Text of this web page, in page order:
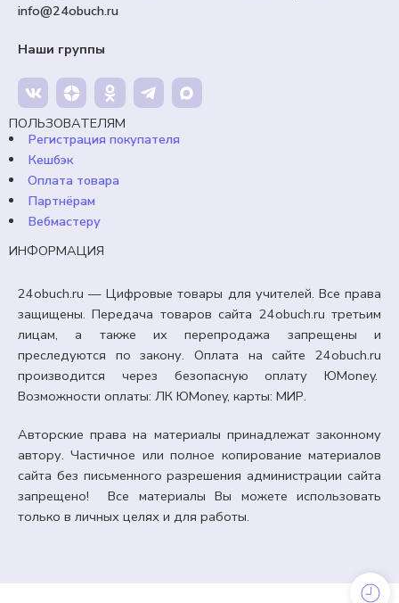
info@24obuch.ru
Наши группы
ПОЛЬЗОВАТЕЛЯМ
Регистрация покупателя
Кешбэк
Оплата товара
Партнёрам
Вебмастеру
ИНФОРМАЦИЯ
24obuch.ru — Цифровые товары для учителей. Все права
защищены. Передача товаров сайта 24obuch.ru третьим
лицам, а также их перепродажа запрещены и
преследуются по закону. Оплата на сайте 24obuch.ru
производится через безопасную оплату ЮMoney.
Возможности оплаты: ЛК ЮMoney, карты: МИР.
Авторские права на материалы принадлежат законному
автору. Частичное или полное копирование материалов
сайта без письменного разрешения администрации сайта
запрещено! Все материалы Вы можете использовать
только в личных целях и для работы.